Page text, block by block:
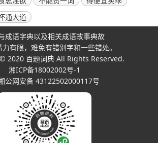
通大道
成语字典以及相关成语故事典故
有限，难免有错别字和一些错处。
2020 百题词典 All Rights Reserved.
湘ICP备18002002号-1
公网安备 43122502000117号